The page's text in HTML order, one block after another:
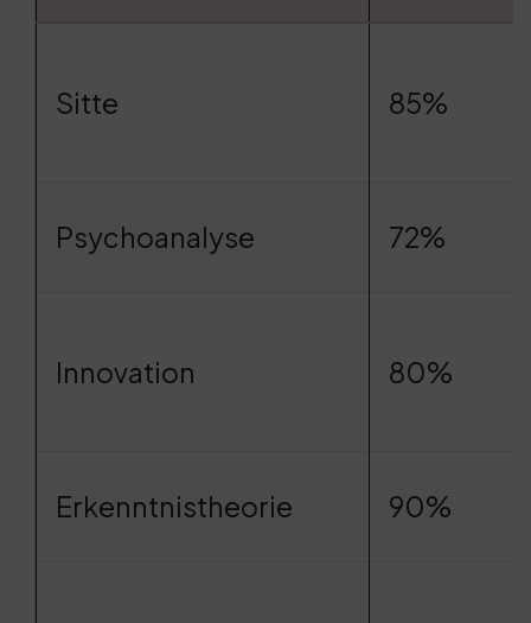
Sitte 85%
Psychoanalyse 72%
Innovation 80%
Erkenntnistheorie 90%